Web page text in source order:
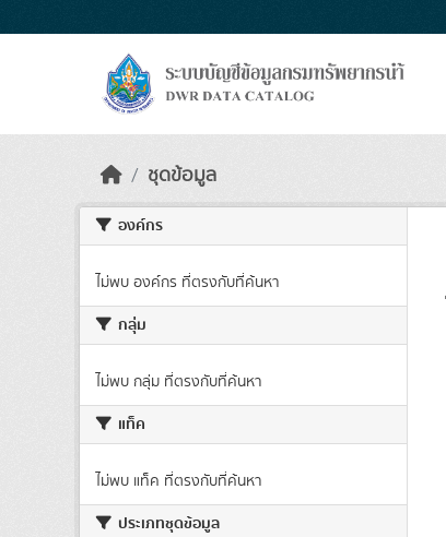
ชุดข้อมูล
องค์กร
ไม่พบ องค์กร ที่ตรงกับที่ค้นหา
กลุ่ม
ไม่พบ กลุ่ม ที่ตรงกับที่ค้นหา
แท็ค
ไม่พบ แท็ค ที่ตรงกับที่ค้นหา
ประเภทชุดข้อมูล